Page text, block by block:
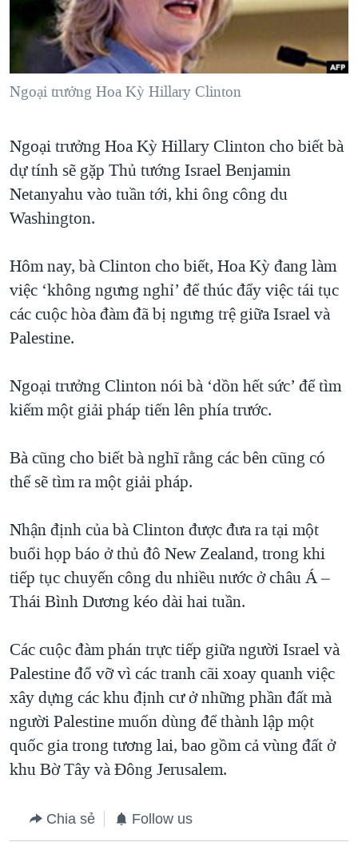
"Tìm"NGƯỜI VIỆT HẢI NGOẠI
ĐỜI SỐNG
KINH TẾ
KHOA HỌC
THỂ THAO
GIÁO DỤC
HÀNH TRÌNH BẦU CỬ 2024
MỘT NĂM CHIẾN TRANH TẠI DẢI GAZA
GIẢI MÃ VÀNH ĐAI & CON ĐƯỜNG
TRỊNH VĨNH BÌNH - NGƯỜI HẠ 'BÊN THẮNG CUỘC'
GROUND ZERO – XƯA VÀ NAY
CHI PHÍ CHIẾN TRANH AFGHANISTAN
THƯỢNG ĐỈNH TRUMP-KIM TẠI VIỆT NAM
TRỊNH VĨNH BÌNH VS. CHÍNH PHỦ VIỆT NAM
NGƯ DÂN VIỆT VÀ LÀN SÓNG TRỘM HẢI SÂM
QUAN HỆ VIỆT MỸ
VIDEO
NGHE
MẠNG XÃ HỘI
Ngôn ngữ khác
Ngoại trưởng Hoa Kỳ Hillary Clinton
Ngoại trưởng Hoa Kỳ Hillary Clinton cho biết bà
dự tính sẽ gặp Thủ tướng Israel Benjamin
Netanyahu vào tuần tới, khi ông công du
Washington.
Hôm nay, bà Clinton cho biết, Hoa Kỳ đang làm
việc ‘không ngưng nghỉ’ để thúc đẩy việc tái tục
các cuộc hòa đàm đã bị ngưng trệ giữa Israel và
Palestine.
Ngoại trưởng Clinton nói bà ‘dồn hết sức’ để tìm
kiếm một giải pháp tiến lên phía trước.
Bà cũng cho biết bà nghĩ rằng các bên cũng có
thể sẽ tìm ra một giải pháp.
Nhận định của bà Clinton được đưa ra tại một
buổi họp báo ở thủ đô New Zealand, trong khi
tiếp tục chuyến công du nhiều nước ở châu Á –
Thái Bình Dương kéo dài hai tuần.
Các cuộc đàm phán trực tiếp giữa người Israel và
Palestine đổ vỡ vì các tranh cãi xoay quanh việc
xây dựng các khu định cư ở những phần đất mà
người Palestine muốn dùng để thành lập một
quốc gia trong tương lai, bao gồm cả vùng đất ở
khu Bờ Tây và Đông Jerusalem.
Chia sẻ Follow us